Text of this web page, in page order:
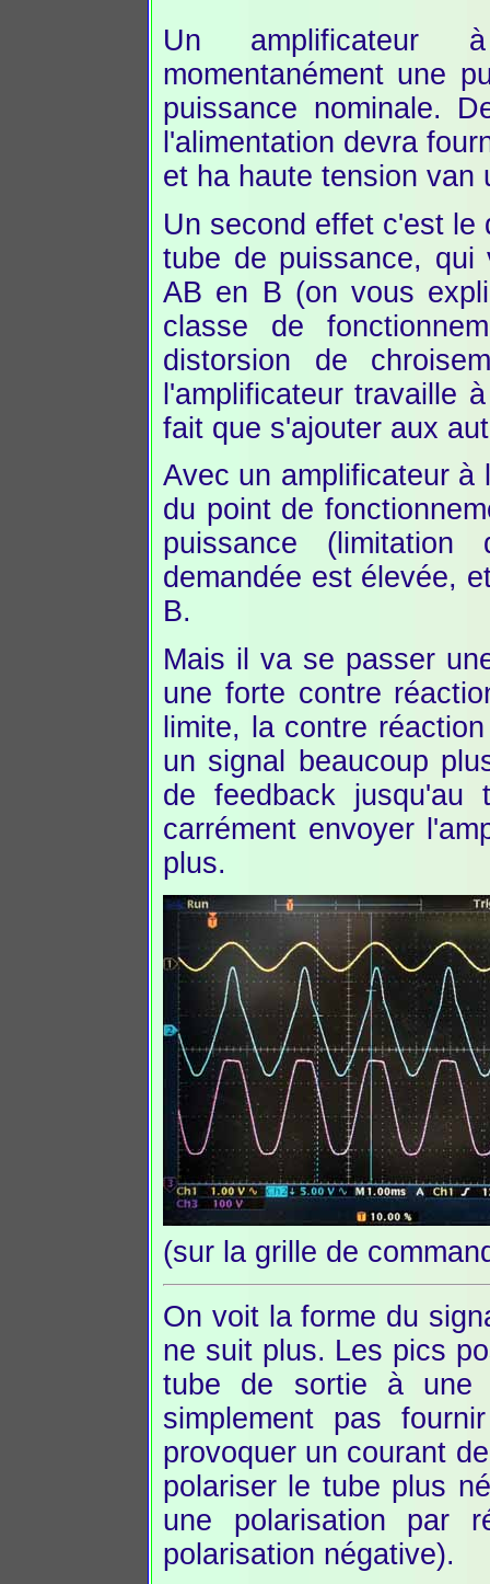
Un amplificateur
momentanément une
puissance nominale.
l'alimentation devra
et ha haute tension van
Un second effet c'est le
tube de puissance, qui
AB en B (on vous
classe de
distorsion de
l'amplificateur travaille
fait que s'ajouter aux
Avec un amplificateur à
du point de
puissance
demandée est élevée,
B.
Mais il va se passer
une forte contre
limite, la contre
un signal beaucoup
de feedback jusqu'au
carrément envoyer
plus.
(sur la grille de
On voit la forme du
ne suit plus. Les pics
tube de sortie à une
simplement pas
provoquer un courant
polariser le tube plus
une polarisation par
polarisation négative).